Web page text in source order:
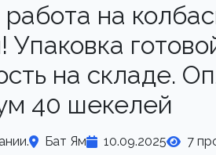
на
на складе.
40 шекелей
Бат Ям 10.09.2025 7